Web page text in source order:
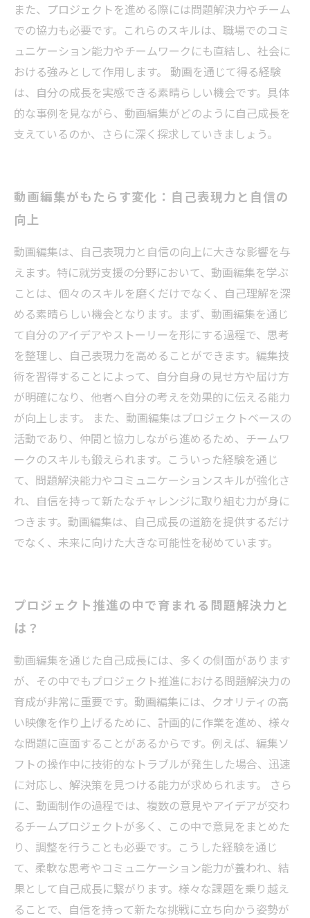
また、プロジェクトを進める際には問題解決力やチーム
での協力も必要です。これらのスキルは、職場でのコミ
ュニケーション能力やチームワークにも直結し、社会に
おける強みとして作用します。 動画を通じて得る経験
は、自分の成長を実感できる素晴らしい機会です。具体
的な事例を見ながら、動画編集がどのように自己成長を
支えているのか、さらに深く探求していきましょう。
動画編集がもたらす変化：自己表現力と自信の
向上
動画編集は、自己表現力と自信の向上に大きな影響を与
えます。特に就労支援の分野において、動画編集を学ぶ
ことは、個々のスキルを磨くだけでなく、自己理解を深
める素晴らしい機会となります。まず、動画編集を通じ
て自分のアイデアやストーリーを形にする過程で、思考
を整理し、自己表現力を高めることができます。編集技
術を習得することによって、自分自身の見せ方や届け方
が明確になり、他者へ自分の考えを効果的に伝える能力
が向上します。 また、動画編集はプロジェクトベースの
活動であり、仲間と協力しながら進めるため、チームワ
ークのスキルも鍛えられます。こういった経験を通じ
て、問題解決能力やコミュニケーションスキルが強化さ
れ、自信を持って新たなチャレンジに取り組む力が身に
つきます。動画編集は、自己成長の道筋を提供するだけ
でなく、未来に向けた大きな可能性を秘めています。
プロジェクト推進の中で育まれる問題解決力と
は？
動画編集を通じた自己成長には、多くの側面があります
が、その中でもプロジェクト推進における問題解決力の
育成が非常に重要です。動画編集には、クオリティの高
い映像を作り上げるために、計画的に作業を進め、様々
な問題に直面することがあるからです。例えば、編集ソ
フトの操作中に技術的なトラブルが発生した場合、迅速
に対応し、解決策を見つける能力が求められます。 さら
に、動画制作の過程では、複数の意見やアイデアが交わ
るチームプロジェクトが多く、この中で意見をまとめた
り、調整を行うことも必要です。こうした経験を通じ
て、柔軟な思考やコミュニケーション能力が養われ、結
果として自己成長に繋がります。様々な課題を乗り越え
ることで、自信を持って新たな挑戦に立ち向かう姿勢が